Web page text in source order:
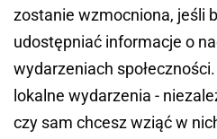
zostanie wzmocniona, jeśli
udostępniać informacje o
wydarzeniach
lokalne wydarzenia -
czy sam chcesz wziąć w